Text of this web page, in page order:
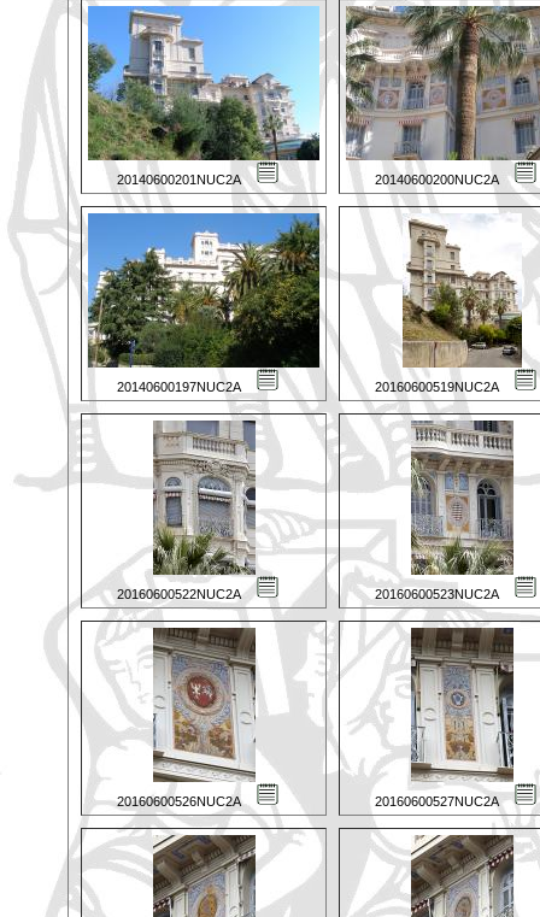
20140600201NUC2A 20140600200NUC2A
20140600197NUC2A 20160600519NUC2A
20160600522NUC2A 20160600523NUC2A
20160600526NUC2A 20160600527NUC2A